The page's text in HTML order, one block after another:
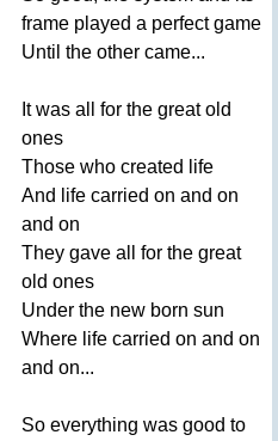
frame played a perfect game
Until the other came...
It was all for the great old
ones
Those who created
life
And
life carried on and on
and on
They gave all for the great
old ones
Under the new born sun
Where life carried on and on
and on...
So everything was good to